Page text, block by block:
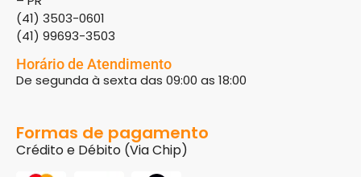
(41) 3503-0601
(41) 99693-3503
Horário de Atendimento
De segunda à sexta das 09:00 as 18:00
Formas de pagamento
Crédito e Débito (Via Chip)